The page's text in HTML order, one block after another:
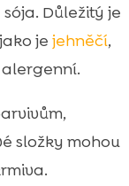
Důležitý je
je jehněčí,
složky mohou